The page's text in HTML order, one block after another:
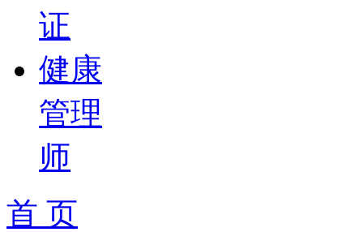
证
健康
管理
师
首 页